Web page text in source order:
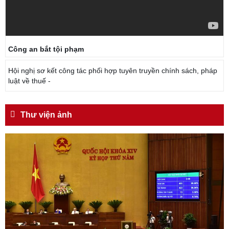
Công an bắt tội phạm
Hội nghị sơ kết công tác phối hợp tuyên truyền chính sách, pháp
luật về thuế -
Thư viện ảnh